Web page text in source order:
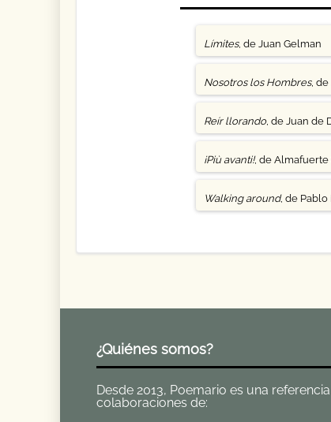
Límites, de Juan Gelman
Nosotros los Hombres,
Reír llorando, de Juan de
¡Più avanti!, de Almafuerte
Walking around, de
¿Quiénes somos?
Desde 2013, Poemario es una
colaboraciones de: